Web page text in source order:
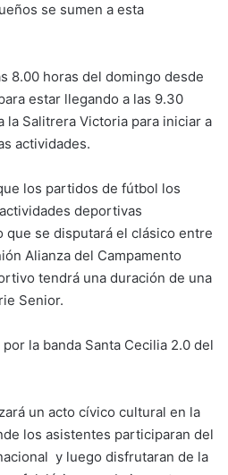
se sumen a esta
8.00 horas del domingo desde
estar llegando a las 9.30
la Salitrera Victoria para iniciar a
actividades.
los partidos de fútbol los
deportivas
se disputará el clásico entre
Alianza del Campamento
tendrá una duración de una
Senior.
la banda Santa Cecilia 2.0 del
un acto cívico cultural en la
los asistentes participaran del
y luego disfrutaran de la